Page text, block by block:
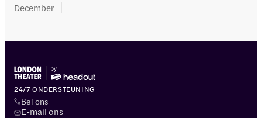
December
24/7 ONDERSTEUNING
Bel ons
E-mail ons